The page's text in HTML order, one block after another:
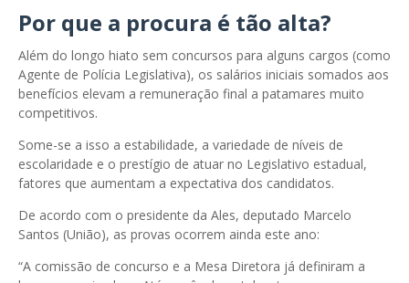
Por que a procura é tão alta?
Além do longo hiato sem concursos para alguns cargos (como
Agente de Polícia Legislativa), os salários iniciais somados aos
benefícios elevam a remuneração final a patamares muito
competitivos.
Some-se a isso a estabilidade, a variedade de níveis de
escolaridade e o prestígio de atuar no Legislativo estadual,
fatores que aumentam a expectativa dos candidatos.
De acordo com o presidente da Ales, deputado Marcelo
Santos (União), as provas ocorrem ainda este ano:
“A comissão de concurso e a Mesa Diretora já definiram a